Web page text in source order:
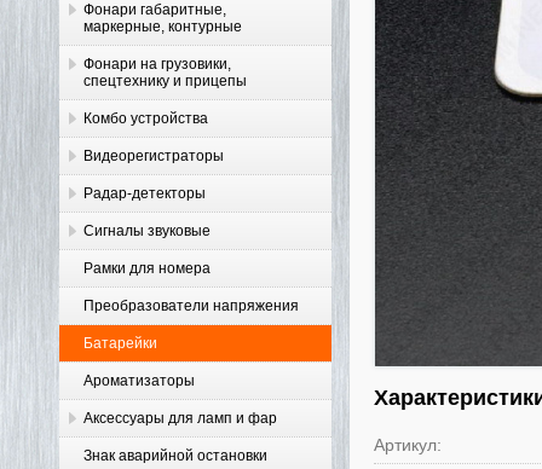
Фонари габаритные,
маркерные, контурные
Фонари на грузовики,
спецтехнику и прицепы
Комбо устройства
Видеорегистраторы
Радар-детекторы
Сигналы звуковые
Рамки для номера
Преобразователи напряжения
Батарейки
Ароматизаторы
Аксессуары для ламп и фар
Знак аварийной остановки
Артикул: